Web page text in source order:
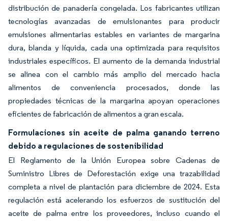
distribución de panadería congelada. Los fabricantes utilizan
tecnologías avanzadas de emulsionantes para producir
emulsiones alimentarias estables en variantes de margarina
dura, blanda y líquida, cada una optimizada para requisitos
industriales específicos. El aumento de la demanda industrial
se alinea con el cambio más amplio del mercado hacia
alimentos de conveniencia procesados, donde las
propiedades técnicas de la margarina apoyan operaciones
eficientes de fabricación de alimentos a gran escala.
Formulaciones sin aceite de palma ganando terreno
debido a regulaciones de sostenibilidad
El Reglamento de la Unión Europea sobre Cadenas de
Suministro Libres de Deforestación exige una trazabilidad
completa a nivel de plantación para diciembre de 2024. Esta
regulación está acelerando los esfuerzos de sustitución del
aceite de palma entre los proveedores, incluso cuando el